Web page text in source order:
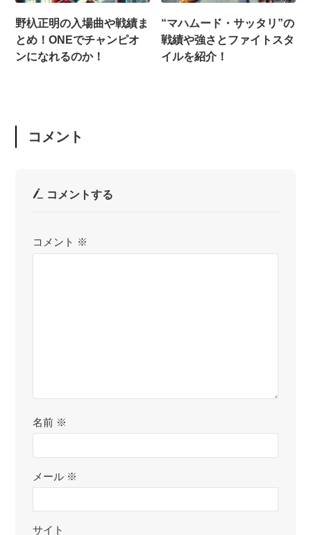
野杁正明の入場曲や戦績ま
とめ！ONEでチャンピオ
ンになれるのか！
“マハムード・サッタリ”の
戦績や強さとファイトスタ
イルを紹介！
コメント
コメントする
コメント ※
名前 ※
メール ※
サイト